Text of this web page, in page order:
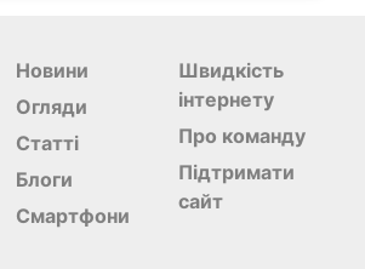
Новини
Огляди
Статті
Блоги
Смартфони
Швидкість
інтернету
Про команду
Підтримати
сайт